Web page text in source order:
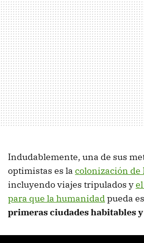
Indudablemente, una de sus
optimistas es la colonización de
incluyendo viajes tripulados y
para que la humanidadpueda
primeras ciudades habitables